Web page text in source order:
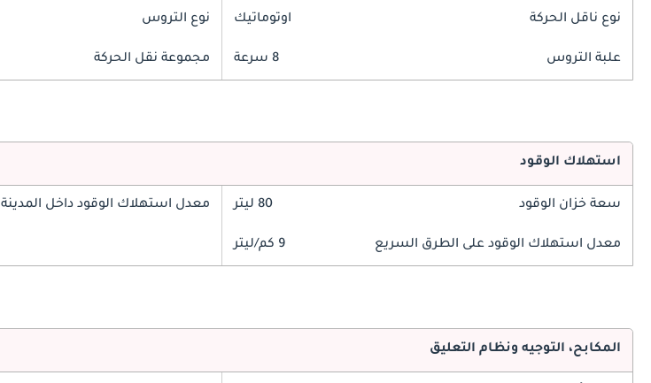
نوع ناقل الحركة اوتوماتيك نوع التروس
علبة التروس 8 سرعة مجموعة نقل الحركة
استهلاك الوقود
سعة خزان الوقود 80 ليتر معدل استهلاك الوقود داخل المدينة
معدل استهلاك الوقود على الطرق السريع 9 كم/ليتر
المكابح، التوجيه ونظام التعليق